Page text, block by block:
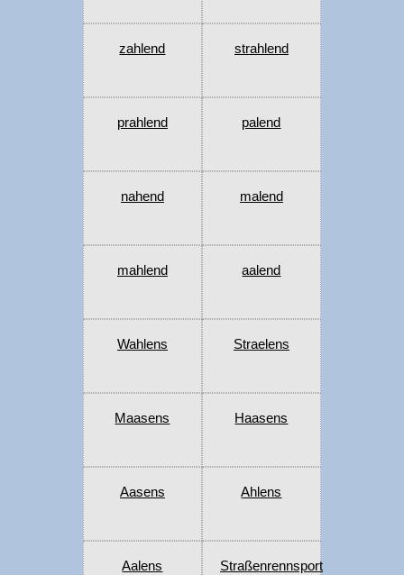
zahlend strahlend
prahlend palend
nahend malend
mahlend aalend
Wahlens Straelens
Maasens Haasens
Aasens Ahlens
Aalens Straßenrennsport